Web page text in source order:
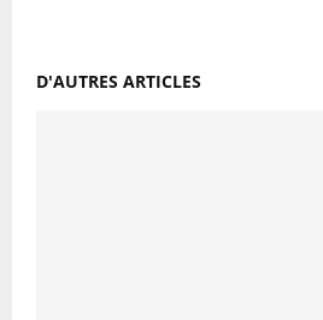
D'AUTRES ARTICLES